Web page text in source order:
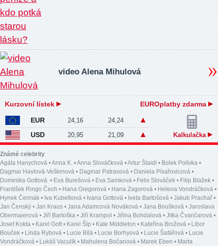
video Alena Mihulová
Kurzovní lístek EUROplatby zdarma
EUR 24,16 24,24
USD 20,95 21,09 Kalkulačka
Známé celebrity
Agáta Hanychová •Anna K. •Anna Slováčková •Artur Štaidl • Bolek Polívka •
Dagmar Havlová-Veškrnová • Dagmar Patrasová • Daniela Písařovicová •
Dominika Gottová • Eva Burešová • Eva Samková • Felix Slováček • Filip Blažek •
František Ringo Čech • Hana Gregorová • Hana Zagorová • Helena Vondráčková •
Hynek Čermák • Iva Kubelková • Ivana Gottová • Iveta Bartošová • Jakub Prachař •
Jan Čenský • Jan Kraus • Jana Adamcová Nováková • Jana Boušková • Jaroslava
Obermaierová • Jiří Bartoška • Jiří Krampol • Jiřina Bohdalová • Jitka Čvančarová •
Josef Kokta • Karel Gott • Karel Šíp • Kate Middleton • Kateřina Brožová • Libor
Bouček • Linda Rybová • Lucie Bílá • Lucie Borhyová • Lucie Šafářová • Lucie
Vondráčková • Lukáš Vaculík • Mahulena Bočanová • Marek Eben • Marta